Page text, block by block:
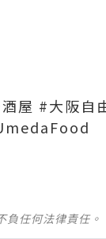
屋 #大阪自
任何法律責任。